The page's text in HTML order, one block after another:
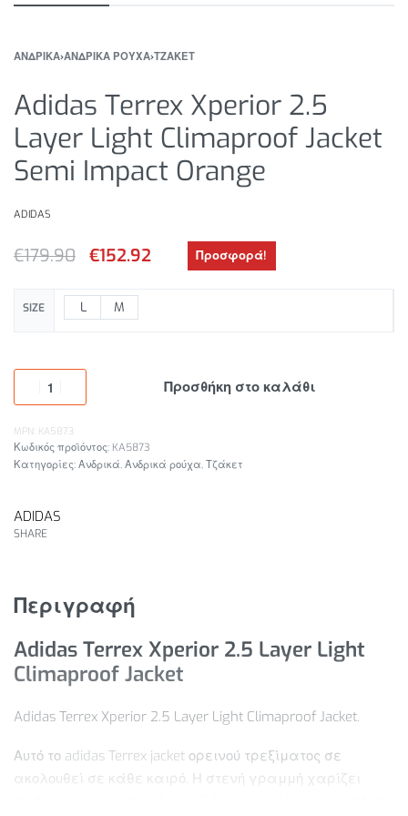
ΑΝΔΡΙΚΑ›ΑΝΔΡΙΚΑ ΡΟΥΧΑ›ΤΖΑΚΕΤ
Adidas Terrex Xperior 2.5
Layer Light Climaproof Jacket
Semi Impact Orange
ADIDAS
€179.90 €152.92 Προσφορά!
SIZE L M
Προσθήκη στο καλάθι
MPN: KA5873
KA5873
Κατηγορίες: Ανδρικά, Ανδρικά ρούχα, Τζάκετ
ADIDAS
SHARE
Περιγραφή
Adidas Terrex Xperior 2.5 Layer Light
Climaproof Jacket
Adidas Terrex Xperior 2.5 Layer Light Climaproof Jacket.
Αυτό το adidas Terrex jacket ορεινού τρεξίματος σε
ακολουθεί σε κάθε καιρό. Η στενή γραμμή χαρίζει